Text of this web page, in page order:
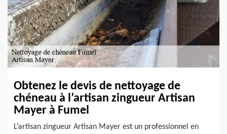
Obtenez le devis de nettoyage de
chéneau à l’artisan zingueur Artisan
Mayer à Fumel
L’artisan zingueur Artisan Mayer est un professionnel en